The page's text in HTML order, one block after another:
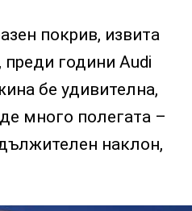
покрив, извита
преди години Audi
бе удивителна,
много полегата –
наклон,